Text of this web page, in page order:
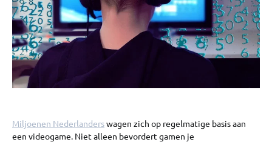
Miljoenen Nederlanderswagen zich op regelmatige basis aan
een videogame. Niet alleen bevordert gamen je